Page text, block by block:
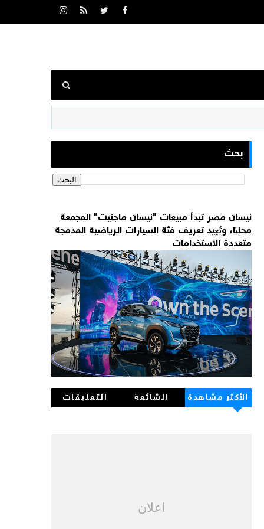
بحث
نيسان مصر تبدأ مبيعات "نيسان ماجنيت" المجمعة
محليًا، وتُعِيد تعريف فئة السيارات الرياضية المدمجة
متعددة الاستخدامات
الأكثر مشاهدة الشائعة التعليقات
اعلان